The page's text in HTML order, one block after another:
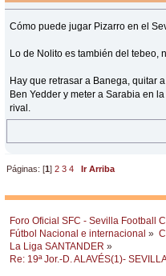
Cómo puede jugar Pizarro en el
Lo de Nolito es también del tebeo,
Hay que retrasar a Banega, quitar
Ben Yedder y meter a Sarabia en
rival.
Páginas: [1]2 3 4
Ir Arriba
Foro Oficial SFC - Sevilla Football
Fútbol Nacional e internacional »
La Liga SANTANDER »
Re: 19ª Jor.-D. ALAVÉS(1)-